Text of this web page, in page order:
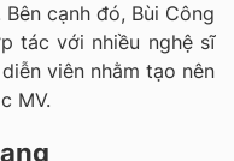
cạnh đó, Bùi Công
tác với nhiều nghệ sĩ
viên nhằm tạo nên
MV.